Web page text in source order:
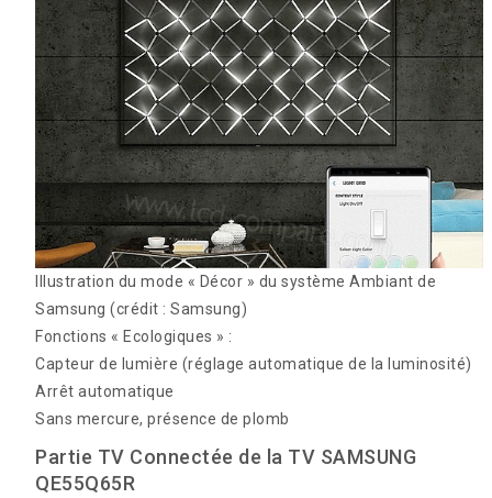
Illustration du mode « Décor » du système Ambiant de
Samsung(crédit : Samsung)
Fonctions « Ecologiques » :
Capteur de lumière (réglage automatique de la luminosité)
Arrêt automatique
Sans mercure, présence de plomb
Partie TV Connectée de la TV SAMSUNG
QE55Q65R